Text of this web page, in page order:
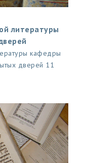
литературы
кафедры
дверей 11